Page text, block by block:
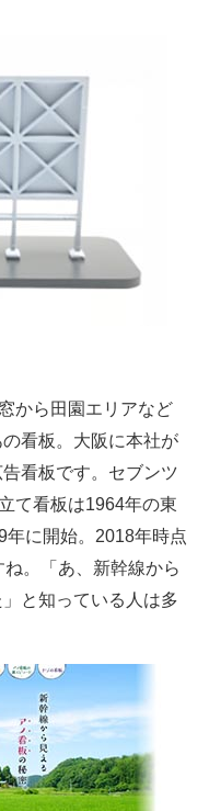
から田園エリアなど
看板。大阪に本社が
看板です。セブンツ
て看板は1964年の東
に開始。2018年時点
。「あ、新幹線から
と知っている人は多